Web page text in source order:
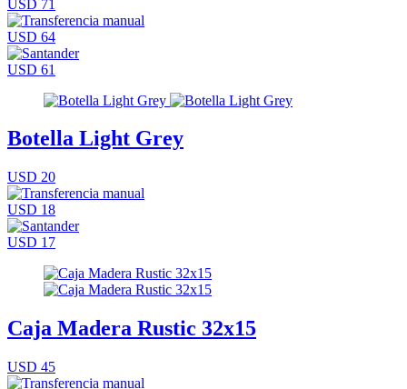
USD 71
USD 64
USD 61
Botella Light Grey
USD 20
USD 18
USD 17
Caja Madera Rustic 32x15
USD 45